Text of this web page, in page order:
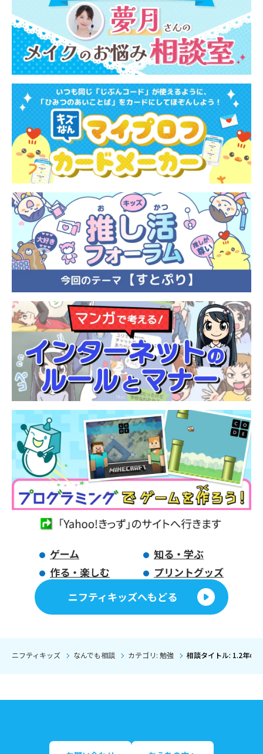
ゲーム
知る・学ぶ
作る・楽しむ
プリントグッズ
ニフティキッズへもどる
ニフティキッズ なんでも相談 カテゴリ: 勉強 相談タイトル: 1.2年の